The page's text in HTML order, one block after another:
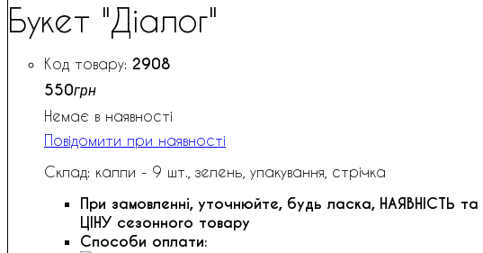
Букет "Діалог"
2908
550грн
Немає в наявності
Повідомити при наявності
Склад: калли - 9 шт., зелень, упакування, стрічка
При замовленні, уточнюйте, будь ласка, НАЯВНІСТЬ та
ЦІНУ сезонного товару
Способи оплати: